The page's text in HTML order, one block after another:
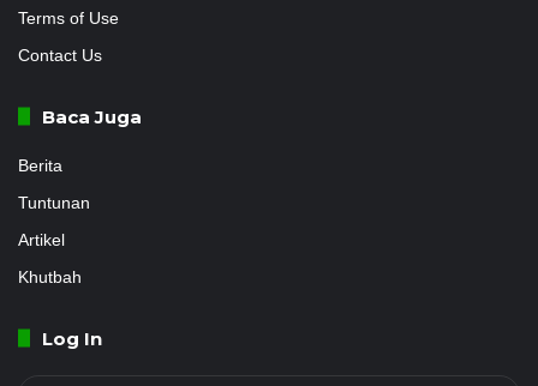
Terms of Use
Contact Us
Baca Juga
Berita
Tuntunan
Artikel
Khutbah
Log In